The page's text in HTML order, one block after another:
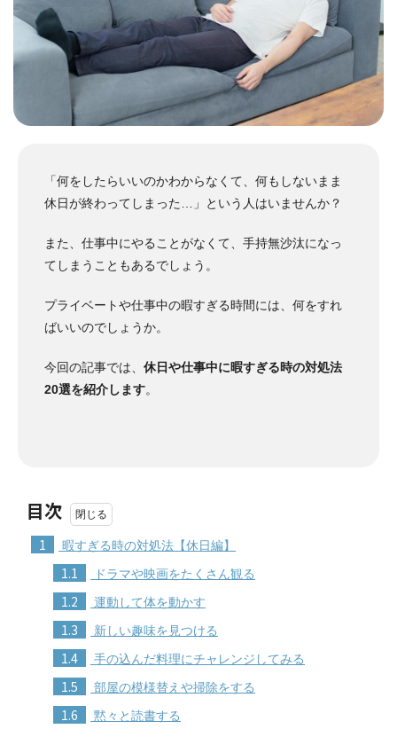
「何をしたらいいのかわからなくて、何もしないまま
休日が終わってしまった…」という人はいませんか？
また、仕事中にやることがなくて、手持無沙汰になっ
てしまうこともあるでしょう。
プライベートや仕事中の暇すぎる時間には、何をすれ
ばいいのでしょうか。
今回の記事では、 休日や仕事中に暇すぎる時の対処法
20選を紹介します。
目次
1 暇すぎる時の対処法【休日編】
1.1 ドラマや映画をたくさん観る
1.2 運動して体を動かす
1.3 新しい趣味を見つける
1.4 手の込んだ料理にチャレンジしてみる
1.5 部屋の模様替えや掃除をする
1.6 黙々と読書する